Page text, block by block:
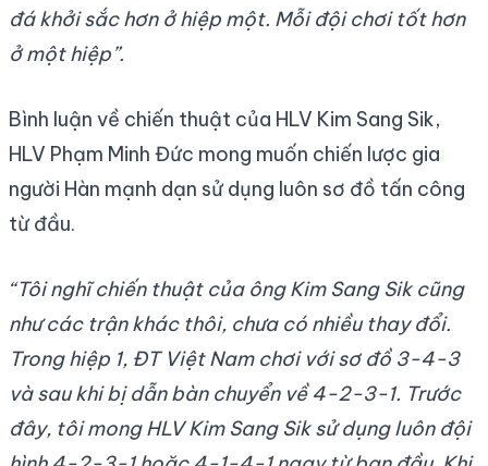
đá khởi sắc hơn ở hiệp một. Mỗi đội chơi tốt hơn
ở một hiệp”.
Bình luận về chiến thuật của HLV Kim Sang Sik,
HLV Phạm Minh Đức mong muốn chiến lược gia
người Hàn mạnh dạn sử dụng luôn sơ đồ tấn công
từ đầu.
“Tôi nghĩ chiến thuật của ông Kim Sang Sik cũng
như các trận khác thôi, chưa có nhiều thay đổi.
Trong hiệp 1, ĐT Việt Nam chơi với sơ đồ 3-4-3
và sau khi bị dẫn bàn chuyển về 4-2-3-1. Trước
đây, tôi mong HLV Kim Sang Sik sử dụng luôn đội